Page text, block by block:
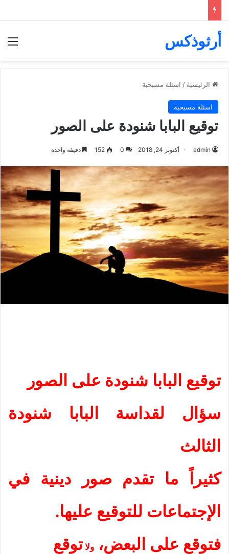
أرثوذكس
الرئيسية / اسئلة مسيحية
اسئلة مسيحية
توقيع البابا شنودة على الصور
admin أكتوبر 24, 2018 0
152 دقيقة واحدة
توقيع البابا شنودة على الصور
سؤال لقداسة البابا شنودة
الثالث
كثيراً ما تقدم صور دينية في
الإجتماعات للتوقيع عليها.
فتوقع على البعض، ولا توقع